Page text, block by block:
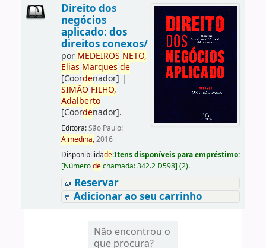
Direito dos
negócios
aplicado: dos
direitos conexos/
por MEDEIROS NETO,
Elias Marques de
[Coordenador] |
SIMÃO FILHO,
Adalberto
[Coordenador].
Editora:São Paulo:
Almedina,2016
Disponibilidade:Itens disponíveis para empréstimo:
[Númerodechamada:342.2 D598] (2).
Reservar
Adicionar ao seu carrinho
Não encontrou o
que procura?